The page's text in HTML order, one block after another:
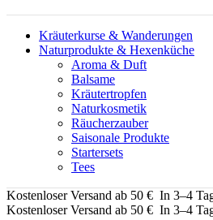
Kräuterkurse & Wanderungen
Naturprodukte & Hexenküche
Aroma & Duft
Balsame
Kräutertropfen
Naturkosmetik
Räucherzauber
Saisonale Produkte
Startersets
Tees
Kostenloser Versand ab 50 € In 3–4
Kostenloser Versand ab 50 € In 3–4